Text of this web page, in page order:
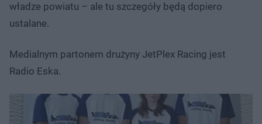
władze powiatu – ale tu szczegóły będą dopiero
ustalane.
Medialnym partonem drużyny JetPlex Racing jest
Radio Eska.